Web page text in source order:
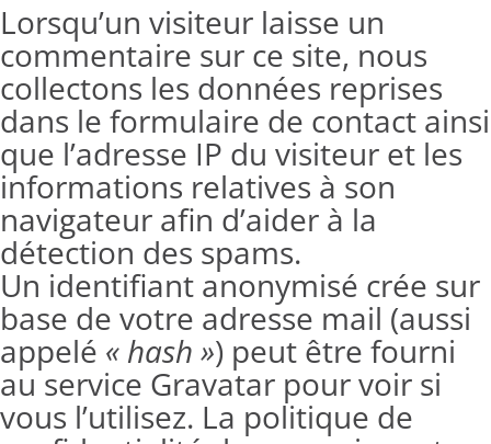
Lorsqu’un visiteur laisse un
commentaire sur ce site, nous
collectons les données reprises
dans le formulaire de contact ainsi
que l’adresse IP du visiteur et les
informations relatives à son
navigateur afin d’aider à la
détection des spams.
Un identifiant anonymisé crée sur
base de votre adresse mail (aussi
appelé « hash ») peut être fourni
au service Gravatar pour voir si
vous l’utilisez. La politique de